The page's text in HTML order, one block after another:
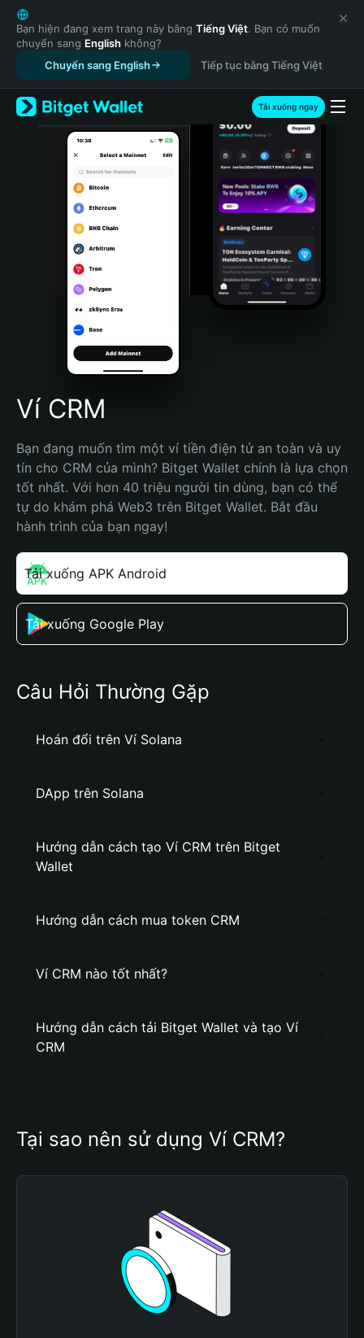
English
日本語
Tiếng Việt
Русский
Español (Latinoamérica)
Türkçe
Italiano
Português (Portugal)
Bahasa Indonesia
Português (Brasil)
Español (Argentina)
Bạn hiện đang xem trang này bằng Tiếng Việt. Bạn có muốn
chuyển sang English không?
Chuyển sang English
Tiếp tục bằng Tiếng Việt
Tải xuống ngay
Ví CRM
Bạn đang muốn tìm một ví tiền điện tử an toàn và uy
tín cho CRM của mình? Bitget Wallet chính là lựa chọn
tốt nhất. Với hơn 40 triệu người tin dùng, bạn có thể
tự do khám phá Web3 trên Bitget Wallet. Bắt đầu
hành trình của bạn ngay!
Tải xuống APK Android
Tải xuống Google Play
Câu Hỏi Thường Gặp
Hoán đổi trên Ví Solana
DApp trên Solana
Hướng dẫn cách tạo Ví CRM trên Bitget
Wallet
Hướng dẫn cách mua token CRM
Ví CRM nào tốt nhất?
Hướng dẫn cách tải Bitget Wallet và tạo Ví
CRM
Tại sao nên sử dụng Ví CRM?